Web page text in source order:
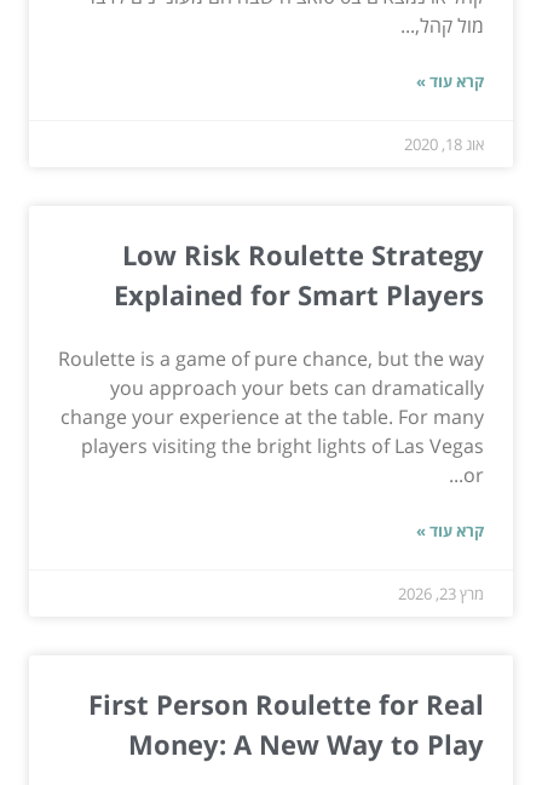
מול קהל,...
קרא עוד »
אוג 18, 2020
Low Risk Roulette Strategy
Explained for Smart Players
Roulette is a game of pure chance, but the way
you approach your bets can dramatically
change your experience at the table. For many
players visiting the bright lights of Las Vegas
or...
קרא עוד »
מרץ 23, 2026
First Person Roulette for Real
Money: A New Way to Play